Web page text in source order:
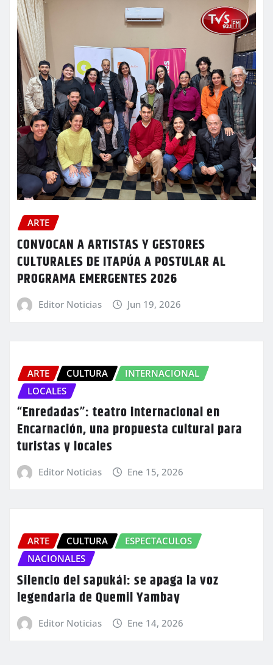
ARTE
CONVOCAN A ARTISTAS Y GESTORES
CULTURALES DE ITAPÚA A POSTULAR AL
PROGRAMA EMERGENTES 2026
Editor Noticias Jun 19, 2026
ARTE CULTURA
INTERNACIONAL
LOCALES
“Enredadas”: teatro internacional en
Encarnación, una propuesta cultural para
turistas y locales
Editor Noticias Ene 15, 2026
ARTE CULTURA
ESPECTACULOS
NACIONALES
Silencio del sapukái: se apaga la voz
legendaria de Quemil Yambay
Editor Noticias Ene 14, 2026